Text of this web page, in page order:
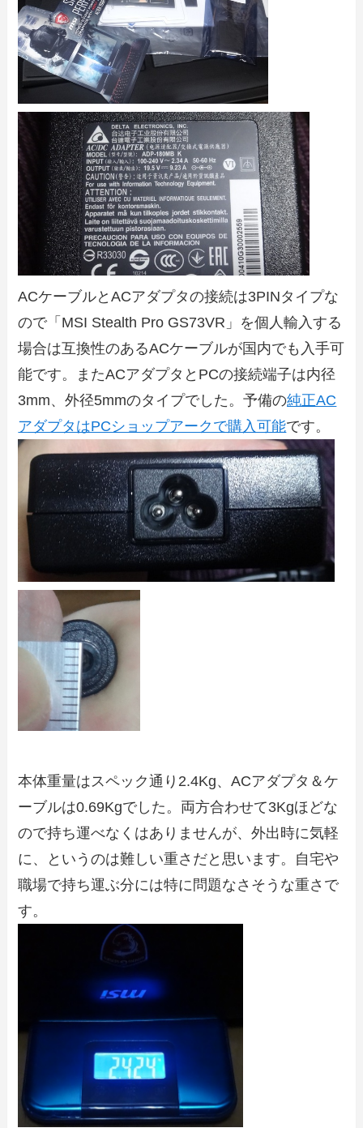
ACケーブルとACアダプタの接続は3PINタイプな
ので「MSI Stealth Pro GS73VR」を個人輸入する
場合は互換性のあるACケーブルが国内でも入手可
能です。またACアダプタとPCの接続端子は内径
3mm、外径5mmのタイプでした。予備の純正AC
アダプタはPCショップアークで購入可能です。
本体重量はスペック通り2.4Kg、ACアダプタ＆ケ
ーブルは0.69Kgでした。両方合わせて3Kgほどな
ので持ち運べなくはありませんが、外出時に気軽
に、というのは難しい重さだと思います。自宅や
職場で持ち運ぶ分には特に問題なさそうな重さで
す。